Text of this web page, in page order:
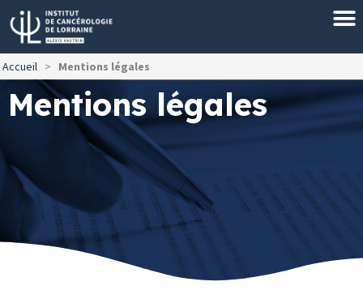
Aller
au
contenu
Accueil > Mentions légales
Mentions légales